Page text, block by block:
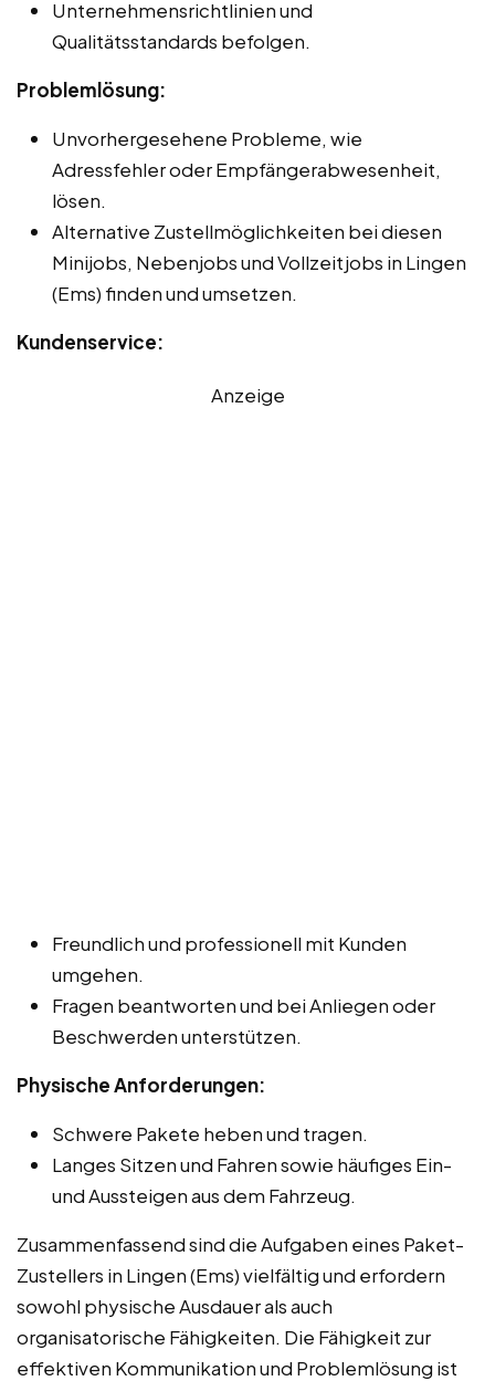
Unternehmensrichtlinien und
Qualitätsstandards befolgen.
Problemlösung:
Unvorhergesehene Probleme, wie
Adressfehler oder Empfängerabwesenheit,
lösen.
Alternative Zustellmöglichkeiten bei diesen
Minijobs, Nebenjobs und Vollzeitjobs in Lingen
(Ems) finden und umsetzen.
Kundenservice:
Anzeige
Freundlich und professionell mit Kunden
umgehen.
Fragen beantworten und bei Anliegen oder
Beschwerden unterstützen.
Physische Anforderungen:
Schwere Pakete heben und tragen.
Langes Sitzen und Fahren sowie häufiges Ein-
und Aussteigen aus dem Fahrzeug.
Zusammenfassend sind die Aufgaben eines Paket-
Zustellers in Lingen (Ems) vielfältig und erfordern
sowohl physische Ausdauer als auch
organisatorische Fähigkeiten. Die Fähigkeit zur
effektiven Kommunikation und Problemlösung ist